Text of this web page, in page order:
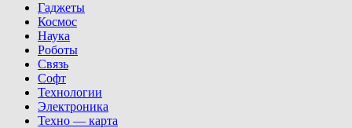
Гаджеты
Космос
Наука
Роботы
Связь
Софт
Технологии
Электроника
Техно — карта